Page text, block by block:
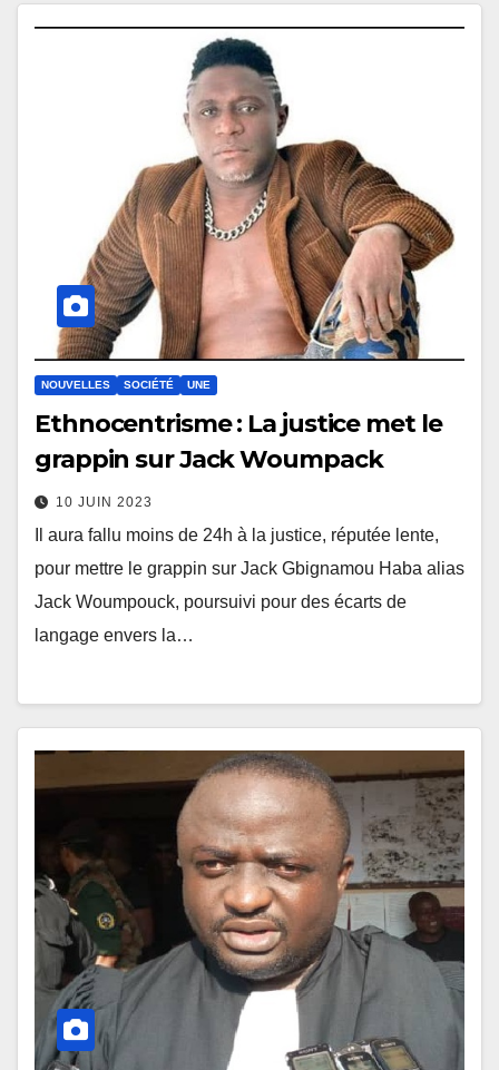
NOUVELLES SOCIÉTÉ UNE
Ethnocentrisme : La justice met le
grappin sur Jack Woumpack
10 JUIN 2023
Il aura fallu moins de 24h à la justice, réputée lente,
pour mettre le grappin sur Jack Gbignamou Haba alias
Jack Woumpouck, poursuivi pour des écarts de
langage envers la…